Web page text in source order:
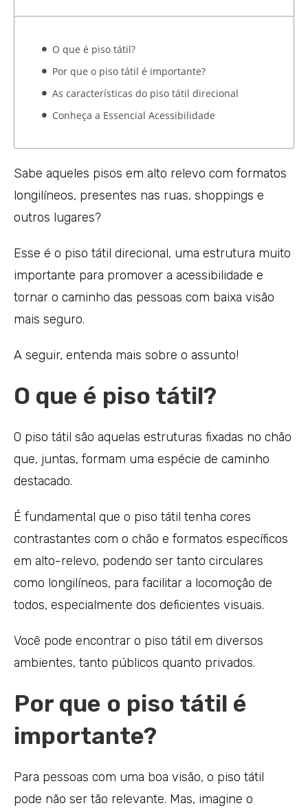
O que é piso tátil?
Por que o piso tátil é importante?
As características do piso tátil direcional
Conheça a Essencial Acessibilidade
Sabe aqueles pisos em alto relevo com formatos
longilíneos, presentes nas ruas, shoppings e
outros lugares?
Esse é o piso tátil direcional, uma estrutura muito
importante para promover a acessibilidade e
tornar o caminho das pessoas com baixa visão
mais seguro.
A seguir, entenda mais sobre o assunto!
O que é piso tátil?
O piso tátil são aquelas estruturas fixadas no chão
que, juntas, formam uma espécie de caminho
destacado.
É fundamental que o piso tátil tenha cores
contrastantes com o chão e formatos específicos
em alto-relevo, podendo ser tanto circulares
como longilíneos, para facilitar a locomoção de
todos, especialmente dos deficientes visuais.
Você pode encontrar o piso tátil em diversos
ambientes, tanto públicos quanto privados.
Por que o piso tátil é
importante?
Para pessoas com uma boa visão, o piso tátil
pode não ser tão relevante. Mas, imagine o